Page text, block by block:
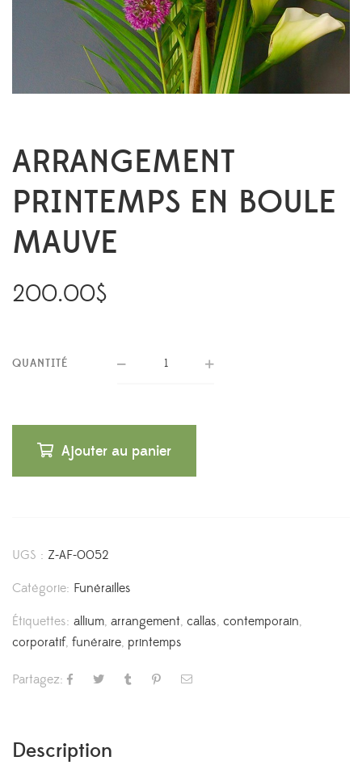
ARRANGEMENT
PRINTEMPS EN BOULE
MAUVE
200.00$
QUANTITÉ
Ajouter au panier
UGS : Z-AF-0052
Catégorie: Funérailles
Étiquettes: allium, arrangement, callas, contemporain,
corporatif, funéraire, printemps
Partagez:
Description